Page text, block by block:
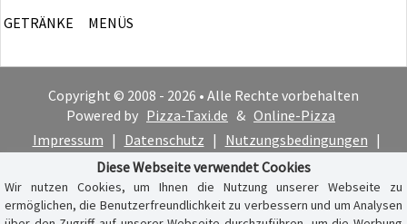
GETRÄNKE
MENÜS
Copyright © 2008 - 2026 • Alle Rechte vorbehalten
Powered by Pizza-Taxi.de & Online-Pizza
Impressum | Datenschutz | Nutzungsbedingungen |
Cookie-Hinweis
Diese Webseite verwendet Cookies
Wir nutzen Cookies, um Ihnen die Nutzung unserer Webseite zu
ermöglichen, die Benutzerfreundlichkeit zu verbessern und um Analysen